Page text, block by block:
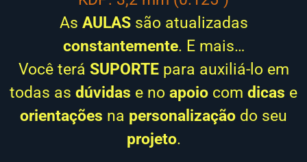
As AULASsão atualizadas
constantemente. E mais…
Você terá SUPORTE para auxiliá-lo em
todas as dúvidas e no apoio com dicas e
orientações na personalização do seu
projeto.